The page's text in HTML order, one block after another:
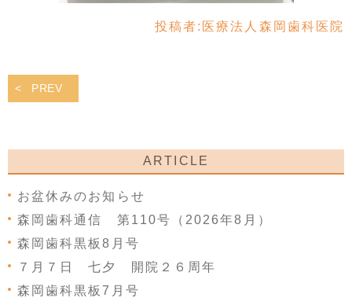
投稿者: 医療法人森岡歯科医院
PREV
ARTICLE
お盆休みのお知らせ
森岡歯科通信 第110号（2026年8月）
森岡歯科黒板8月号
７月７日 七夕 開院２６周年
森岡歯科黒板7月号